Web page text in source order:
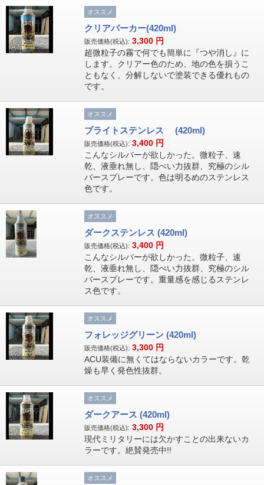
オススメ
クリアパーカー(420ml)
販売価格(税込): 3,300 円
超微粒子の霧で何でも簡単に『つや消し』に
します。クリアー色のため、地の色を損うこ
ともなく、分解しないで塗装できる優れもの
です。
オススメ
ブライトステンレス (420ml)
販売価格(税込): 3,400 円
こんなシルバーが欲しかった。微粒子、速
乾、液垂れ無し、隠ぺい力抜群、究極のシル
バースプレーです。色は明るめのステンレス
色です。
オススメ
ダークステンレス (420ml)
販売価格(税込): 3,400 円
こんなシルバーが欲しかった。微粒子、速
乾、液垂れ無し、隠ぺい力抜群、究極のシル
バースプレーです。重量感を感じるステンレ
ス色です。
オススメ
フォレッジグリーン (420ml)
販売価格(税込): 3,300 円
ACU装備に無くてはならないカラーです。乾
燥も早く発色性抜群。
オススメ
ダークアース (420ml)
販売価格(税込): 3,300 円
現代ミリタリーには欠かすことの出来ないカ
ラーです。絶賛発売中!!
オススメ